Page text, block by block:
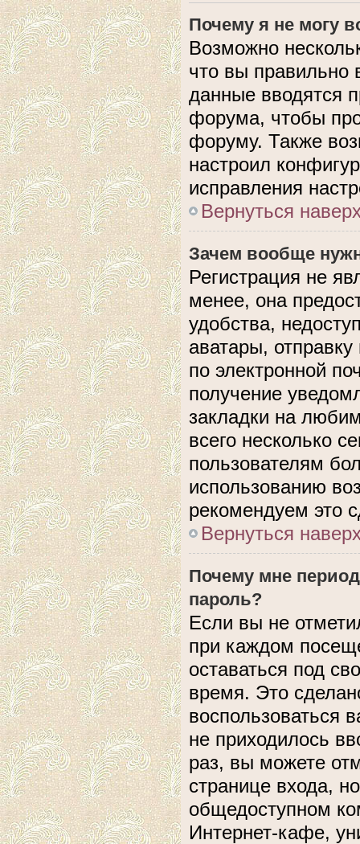
Почему я не могу
Возможно
что вы правильно
данные вводятся
форума, чтобы
форуму. Также
настроил
исправления
Вернуться
Зачем вообще
Регистрация не
менее, она
удобства,
аватары,
по электронной
получение
закладки на
всего несколько
пользователям
использованию
рекомендуем это
Вернуться
Почему мне
пароль?
Если вы не
при каждом
оставаться под
время. Это
воспользоваться
не приходилось
раз, вы можете
странице входа,
общедоступном
Интернет-кафе,